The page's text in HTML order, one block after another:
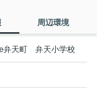
周辺環境
弁天町 弁天小学校